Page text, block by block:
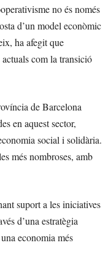
no és només
d’un model econòmic
ha afegit que
actuals com la transició
de Barcelona
en aquest sector,
social i solidària.
més nombroses, amb
suport a les iniciatives
d’una estratègia
economia més